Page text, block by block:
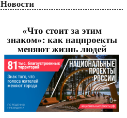
Новости
«Что стоит за этим
знаком»: как нацпроекты
меняют жизнь людей